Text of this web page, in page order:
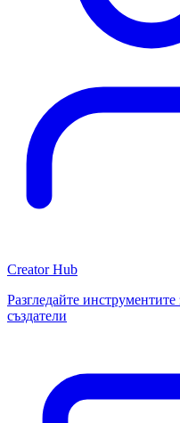
Creator Hub
Разгледайте
създатели